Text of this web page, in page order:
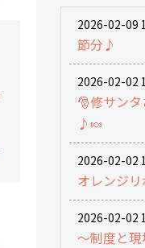
2026-02-09
節分♪
2026-02-02
🎅修サン
♪🍬
2026-02-02
オレンジリ
2026-02-02
～制度と